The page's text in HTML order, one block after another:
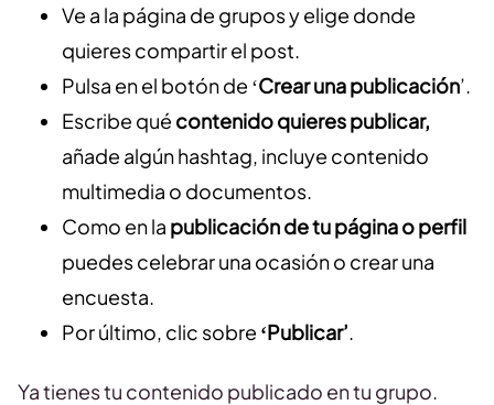
Ve a la página de grupos y elige donde
quieres compartir el post.
Pulsa en el botón de ‘Crear una publicación’.
Escribe qué contenido quieres publicar,
añade algún hashtag, incluye contenido
multimedia o documentos.
Como en la publicación de tu página o perfil
puedes celebrar una ocasión o crear una
encuesta.
Por último, clic sobre ‘Publicar’.
Ya tienes tu contenido publicado en tu grupo.